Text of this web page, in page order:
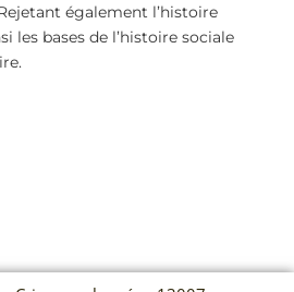
également l’histoire
les bases de l’histoire sociale